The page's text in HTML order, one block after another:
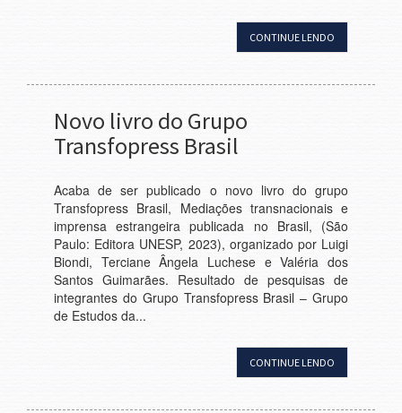
CONTINUE LENDO
Novo livro do Grupo
Transfopress Brasil
Acaba de ser publicado o novo livro do grupo
Transfopress Brasil, Mediações transnacionais e
imprensa estrangeira publicada no Brasil, (São
Paulo: Editora UNESP, 2023), organizado por Luigi
Biondi, Terciane Ângela Luchese e Valéria dos
Santos Guimarães. Resultado de pesquisas de
integrantes do Grupo Transfopress Brasil – Grupo
de Estudos da...
CONTINUE LENDO